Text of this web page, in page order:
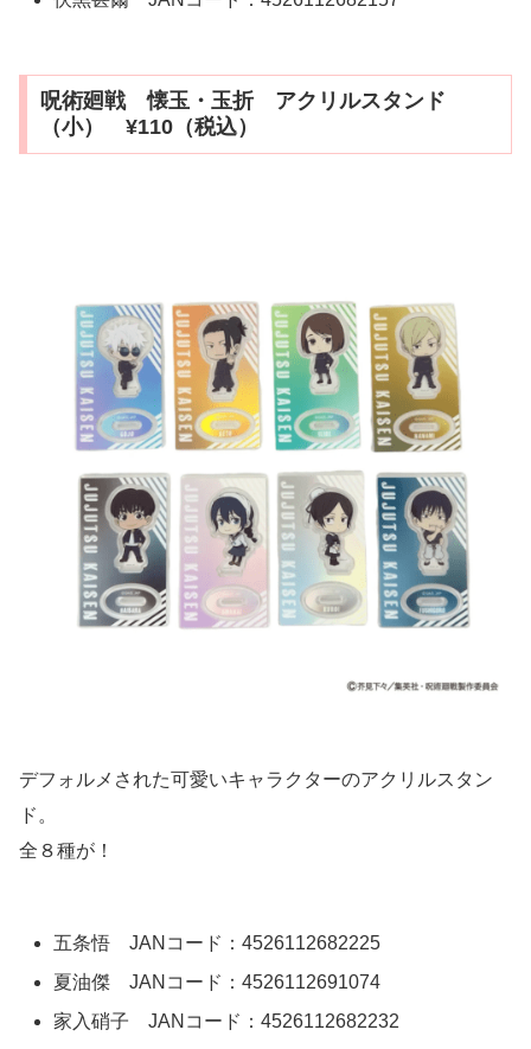
呪術廻戦 懐玉・玉折 アクリルスタンド
（小） ¥110（税込）
デフォルメされた可愛いキャラクターのアクリルスタン
ド。
全８種が！
五条悟 JANコード：4526112682225
夏油傑 JANコード：4526112691074
家入硝子 JANコード：4526112682232